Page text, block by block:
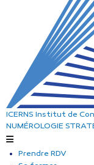
ICERNS Institut de
NUMÉROLOGIE
Prendre RDV